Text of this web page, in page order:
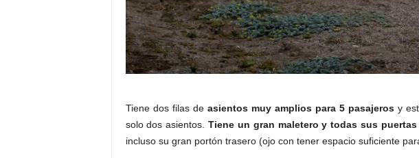
Tiene dos filas de asientos muy amplios para 5 pasajerosy
solo dos asientos.Tiene un gran maletero y todas sus
incluso su gran portón trasero (ojo con tener espacio suficiente